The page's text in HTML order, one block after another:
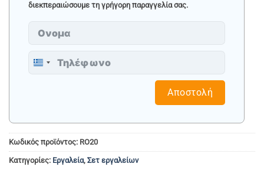
διεκπεραιώσουμε τη γρήγορη παραγγελία σας.
Greece
Αποστολή
Κωδικός προϊόντος: RO20
Κατηγορίες: Εργαλεία, Σετ εργαλείων